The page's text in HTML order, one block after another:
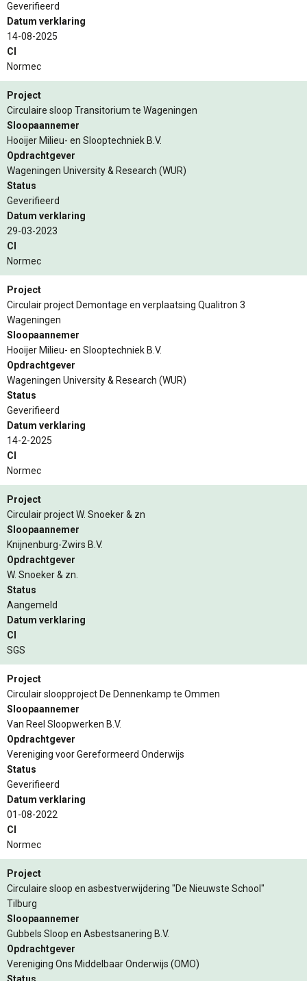
Geverifieerd
Datum verklaring
14-08-2025
CI
Normec
Project
Circulaire sloop Transitorium te Wageningen
Sloopaannemer
Hooijer Milieu- en Slooptechniek B.V.
Opdrachtgever
Wageningen University & Research (WUR)
Status
Geverifieerd
Datum verklaring
29-03-2023
CI
Normec
Project
Circulair project Demontage en verplaatsing Qualitron 3
Wageningen
Sloopaannemer
Hooijer Milieu- en Slooptechniek B.V.
Opdrachtgever
Wageningen University & Research (WUR)
Status
Geverifieerd
Datum verklaring
14-2-2025
CI
Normec
Project
Circulair project W. Snoeker & zn
Sloopaannemer
Knijnenburg-Zwirs B.V.
Opdrachtgever
W. Snoeker & zn.
Status
Aangemeld
Datum verklaring
CI
SGS
Project
Circulair sloopproject De Dennenkamp te Ommen
Sloopaannemer
Van Reel Sloopwerken B.V.
Opdrachtgever
Vereniging voor Gereformeerd Onderwijs
Status
Geverifieerd
Datum verklaring
01-08-2022
CI
Normec
Project
Circulaire sloop en asbestverwijdering "De Nieuwste School"
Tilburg
Sloopaannemer
Gubbels Sloop en Asbestsanering B.V.
Opdrachtgever
Vereniging Ons Middelbaar Onderwijs (OMO)